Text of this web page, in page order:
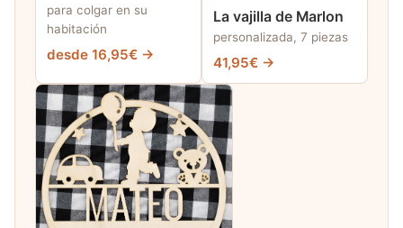
para colgar en su
habitación
desde 16,95€ →
La vajilla de Marlon
personalizada, 7 piezas
41,95€ →